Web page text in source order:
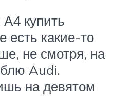
купить
есть какие-то
не смотря, на
Audi.
на девятом